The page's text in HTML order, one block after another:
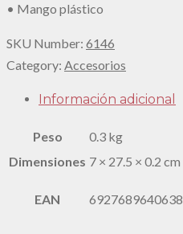
• Mango plástico
SKU Number: 6146
Category: Accesorios
Información adicional
Peso
0.3 kg
Dimensiones 7 × 27.5 × 0.2 cm
EAN 6927689640638